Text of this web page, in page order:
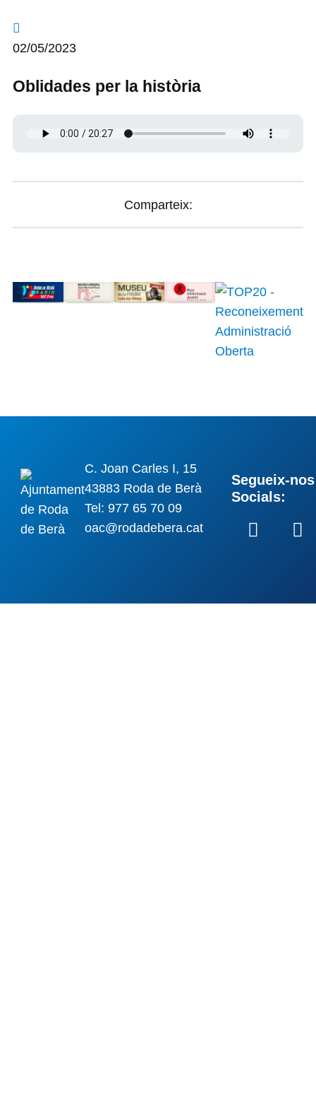
02/05/2023
Oblidades per la història
Comparteix:
C. Joan Carles I, 15
43883 Roda de Berà
Tel: 977 65 70 09
oac@rodadebera.cat
Segueix-
Socials: